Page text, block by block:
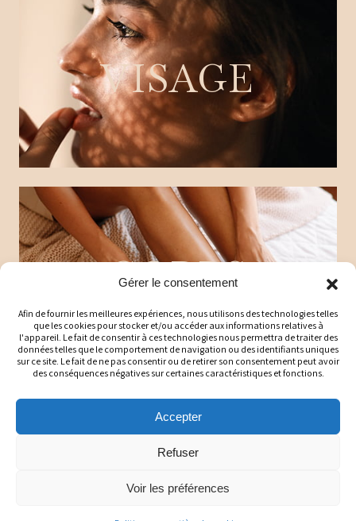
Gérer le consentement
Afin de fournir les meilleures expériences, nous utilisons des technologies telles
que les cookies pour stocker et/ou accéder aux informations relatives à
l'appareil. Le fait de consentir à ces technologies nous permettra de traiter des
données telles que le comportement de navigation ou des identifiants uniques
sur ce site. Le fait de ne pas consentir ou de retirer son consentement peut avoir
des conséquences négatives sur certaines caractéristiques et fonctions.
Accepter
Refuser
Voir les préférences
VISAGE
CORPS
MAISON